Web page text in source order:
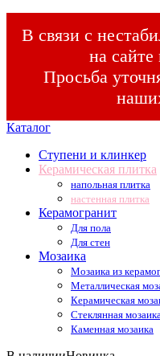
В связи с
на сайте
Просьба
Каталог
Ступени и клинкер
Керамическая плитка
напольная плитка
настенная плитка
Керамогранит
Для пола
Для стен
Мозаика
Мозаика из
Металлическая
Керамическая
Стеклянная
Каменная мозаика